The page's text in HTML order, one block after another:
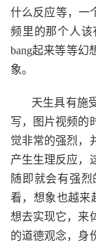
什么反应等，一
频里的那个人该
bang起来等等幻
象。
天生具有施
写，图片视频的
觉非常的强烈，
产生生理反应，
随即就会有强
看，想象也越来
想去实现它，来
的道德观念，身